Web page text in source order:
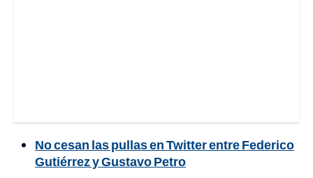
No cesan las pullas en Twitter entre Federico
Gutiérrez y Gustavo Petro